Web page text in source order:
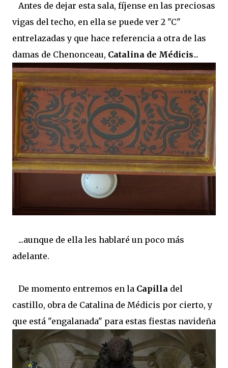
Antes de dejar esta sala, fíjense en las preciosas
vigas del techo, en ella se puede ver 2 "C"
entrelazadas y que hace referencia a otra de las
damas de Chenonceau, Catalina de Médicis...
...aunque de ella les hablaré un poco más
adelante.
De momento entremos en la Capilla del
castillo, obra de Catalina de Médicis por cierto, y
que está "engalanada" para estas fiestas navideña